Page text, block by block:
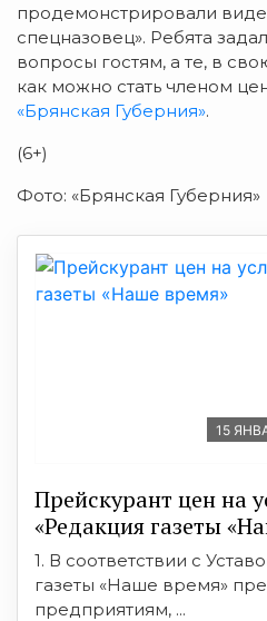
продемонстрировали
спецназовец». Ребята
вопросы гостям, а те, в
как можно стать членом
«Брянская Губерния».
(6+)
Фото: «Брянская Губерния»
15
Прейскурант цен на
«Редакция газеты
1. В соответствии с
газеты «Наше время»
предприятиям, ...